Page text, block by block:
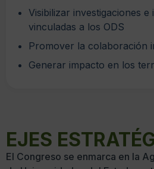
Visibilizar investigaciones e
vinculadas a los ODS
Promover la colaboración
Generar impacto en los
EJES
El Congreso se enmarca en la